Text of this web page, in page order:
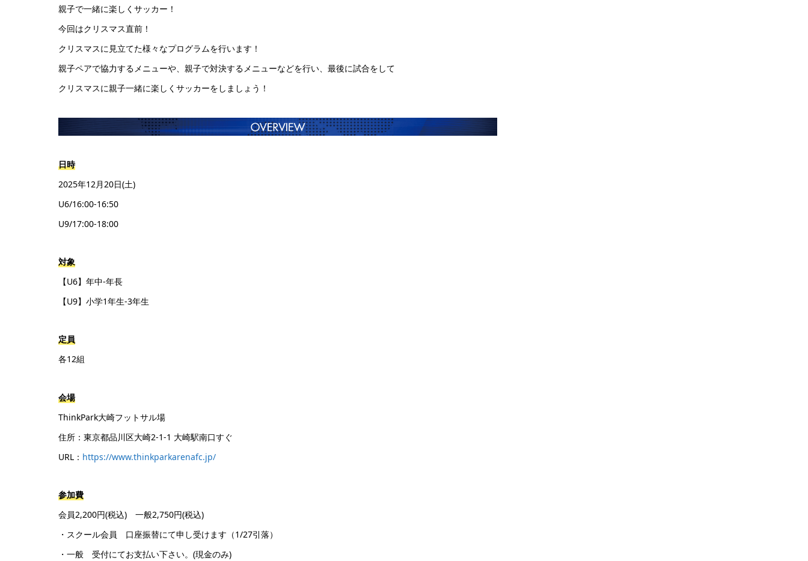
親子で一緒に楽しくサッカー！
今回はクリスマス直前！
クリスマスに見立てた様々なプログラムを行います！
親子ペアで協力するメニューや、親子で対決するメニューなどを行い、最後に試合をして
クリスマスに親子一緒に楽しくサッカーをしましょう！
日時
2025年12月20日(土)
U6/16:00-16:50
U9/17:00-18:00
対象
【U6】年中-年長
【U9】小学1年生-3年生
定員
各12組
会場
ThinkPark大崎フットサル場
住所：東京都品川区大崎2-1-1 大崎駅南口すぐ
URL： https://www.thinkparkarenafc.jp/
参加費
会員2,200円(税込) 一般2,750円(税込)
・スクール会員 口座振替にて申し受けます（1/27引落）
・一般 受付にてお支払い下さい。(現金のみ)